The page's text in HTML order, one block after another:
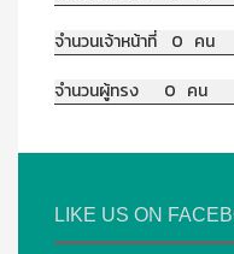
จำนวนเจ้าหน้าที่ 0 คน
จำนวนผู้ทรง 0 คน
LIKE US ON